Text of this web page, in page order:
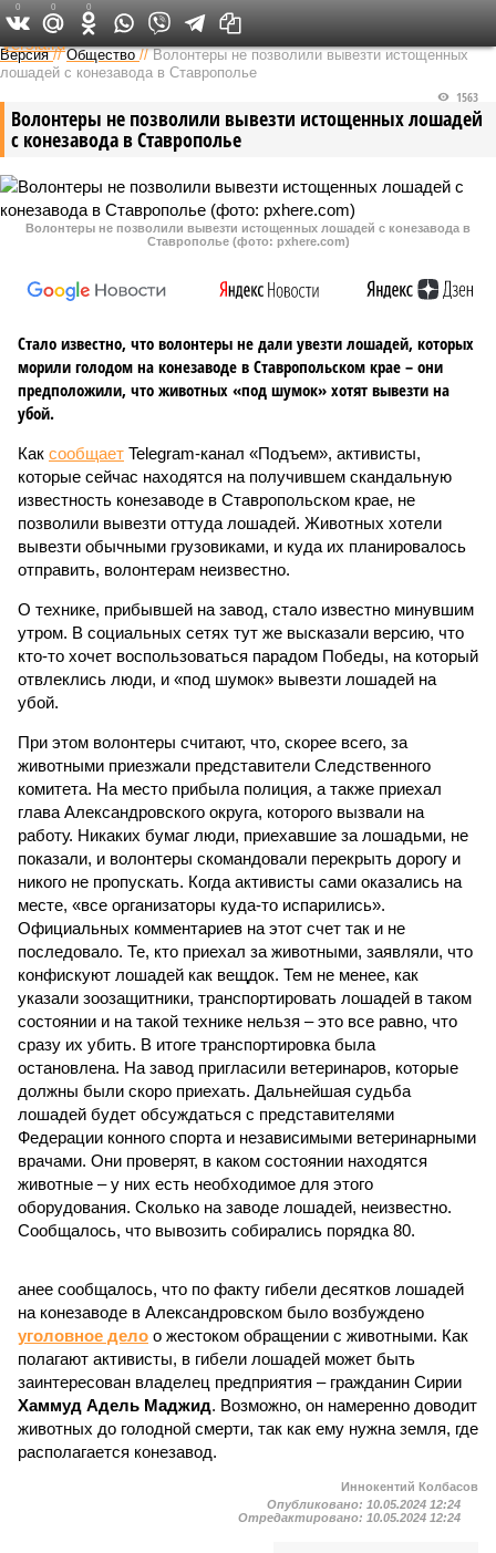
Федеральный выпуск
Версия //Общество //Волонтеры не позволили вывезти истощенных
лошадей с конезавода в Ставрополье
Волонтеры не позволили вывезти истощенных лошадей
с конезавода в Ставрополье
1563
Волонтеры не позволили вывезти истощенных лошадей с конезавода в
Ставрополье (фото: pxhere.com)
Стало известно, что волонтеры не дали увезти лошадей, которых
морили голодом на конезаводе в Ставропольском крае – они
предположили, что животных «под шумок» хотят вывезти на
убой.
Как сообщает Telegram-канал «Подъем», активисты,
которые сейчас находятся на получившем скандальную
известность конезаводе в Ставропольском крае, не
позволили вывезти оттуда лошадей. Животных хотели
вывезти обычными грузовиками, и куда их планировалось
отправить, волонтерам неизвестно.
О технике, прибывшей на завод, стало известно минувшим
утром. В социальных сетях тут же высказали версию, что
кто-то хочет воспользоваться парадом Победы, на который
отвлеклись люди, и «под шумок» вывезти лошадей на
убой.
При этом волонтеры считают, что, скорее всего, за
животными приезжали представители Следственного
комитета. На место прибыла полиция, а также приехал
глава Александровского округа, которого вызвали на
работу. Никаких бумаг люди, приехавшие за лошадьми, не
показали, и волонтеры скомандовали перекрыть дорогу и
никого не пропускать. Когда активисты сами оказались на
месте, «все организаторы куда-то испарились».
Официальных комментариев на этот счет так и не
последовало. Те, кто приехал за животными, заявляли, что
конфискуют лошадей как вещдок. Тем не менее, как
указали зоозащитники, транспортировать лошадей в таком
состоянии и на такой технике нельзя – это все равно, что
сразу их убить. В итоге транспортировка была
остановлена. На завод пригласили ветеринаров, которые
должны были скоро приехать. Дальнейшая судьба
лошадей будет обсуждаться с представителями
Федерации конного спорта и независимыми ветеринарными
врачами. Они проверят, в каком состоянии находятся
животные – у них есть необходимое для этого
оборудования. Сколько на заводе лошадей, неизвестно.
Сообщалось, что вывозить собирались порядка 80.
анее сообщалось, что по факту гибели десятков лошадей
на конезаводе в Александровском было возбуждено
уголовное дело о жестоком обращении с животными. Как
полагают активисты, в гибели лошадей может быть
заинтересован владелец предприятия – гражданин Сирии
Хаммуд Адель Маджид. Возможно, он намеренно доводит
животных до голодной смерти, так как ему нужна земля, где
располагается конезавод.
0 0 0
Иннокентий Колбасов
Опубликовано: 10.05.2024 12:24
Отредактировано: 10.05.2024 12:24